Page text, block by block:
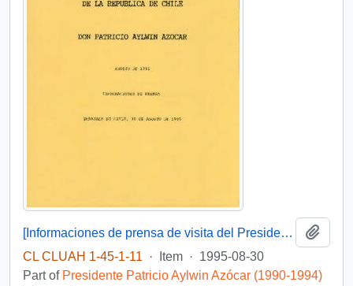
[Informaciones de prensa de visita del Presidente Patricio Aylwin a Argentina en 1991]
CL CLUAH 1-45-1-11
· Item · 1995-08-30
Part of Presidente Patricio Aylwin Azócar (1990-1994)